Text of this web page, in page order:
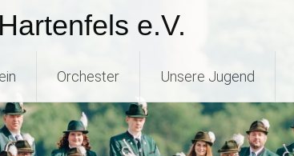
e.V.
Orchester Unsere Jugend